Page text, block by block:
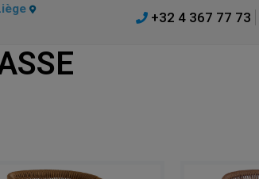
+32 4 367 77 73